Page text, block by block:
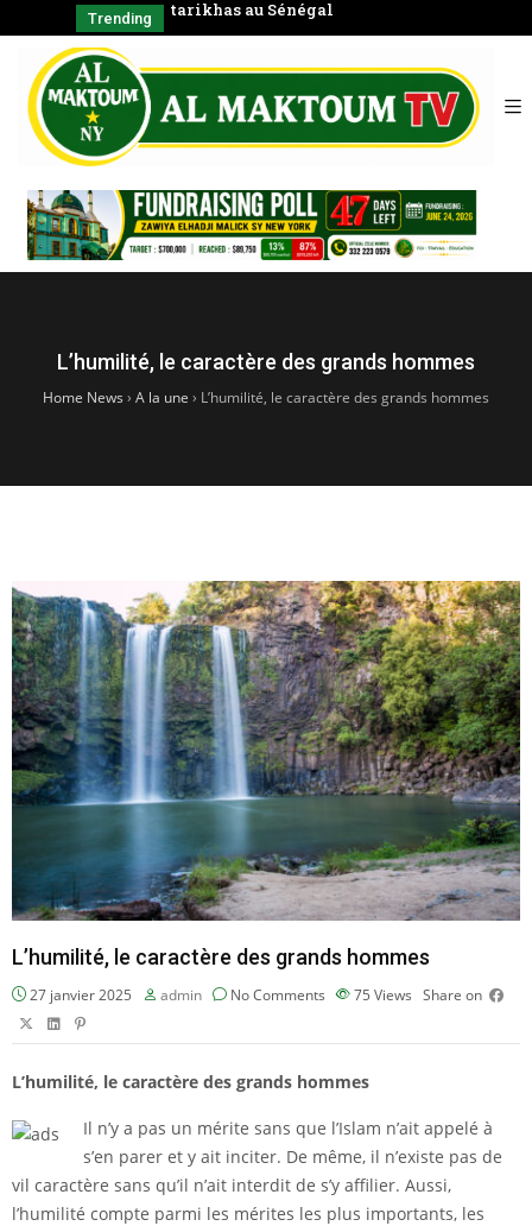
Trending Coran en groupe)
الشّيخ
L’humilité, le caractère des grands hommes
Home News › A la une › L’humilité, le caractère des grands hommes
L’humilité, le caractère des grands hommes
27 janvier 2025 admin No Comments 75 Views Share on
L’humilité, le caractère des grands hommes
Il n’y a pas un mérite sans que l’Islam n’ait appelé à
s’en parer et y ait inciter. De même, il n’existe pas de
vil caractère sans qu’il n’ait interdit de s’y affilier. Aussi,
l’humilité compte parmi les mérites les plus importants, les